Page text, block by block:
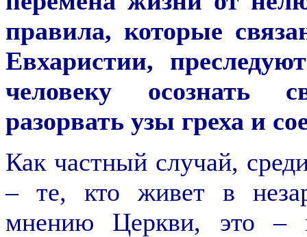
правила, которые
Евхаристии,
человеку осознать
разорвать узы греха и
Как частный случай,
– те, кто живет в
мнению Церкви, это –